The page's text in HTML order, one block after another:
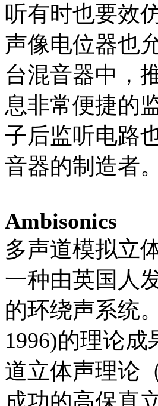
听有时也要效
声像电位器也
台混音器中，
息非常便捷的
子后监听电路
音器的制造者。
Ambisonics
多声道模拟立
一种由英国人
的环绕声系统
1996)的理论
道立体声理论